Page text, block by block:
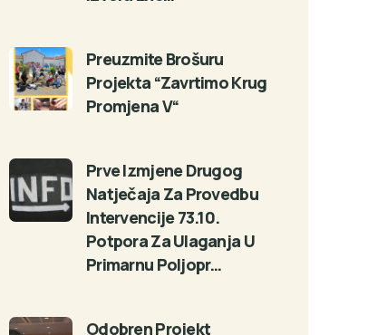
Preuzmite Brošuru
Projekta “Zavrtimo Krug
Promjena V“
Prve Izmjene Drugog
Natječaja Za Provedbu
Intervencije 73.10.
Potpora Za Ulaganja U
Primarnu Poljopr…
Odobren Projekt